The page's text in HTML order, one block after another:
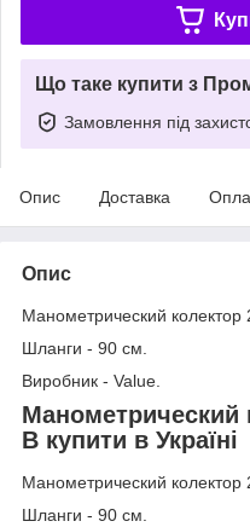
Що таке купити з
Замовлення під
Опис Доставка
Опис
Манометрический колектор
Шланги - 90 см.
Виробник - Value.
Манометрический
B купити в Україні
Манометрический колектор
Шланги - 90 см.